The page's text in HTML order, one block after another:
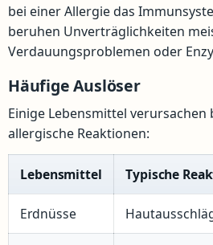
bei einer Allergie das
beruhen Unverträglichkeiten
Verdauungsproblemen oder
Häufige Auslöser
Einige Lebensmittel
allergische Reaktionen:
Lebensmittel Typische
Erdnüsse